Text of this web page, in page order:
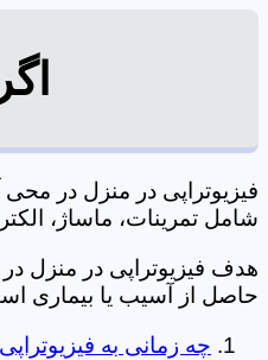
فیزیوتراپی در منزل در
شامل تمرینات، ماساژ، الکتروتراپی و
هدف فیزیوتراپی در منزل
حاصل از آسیب یا بیماری
چه زمانی به